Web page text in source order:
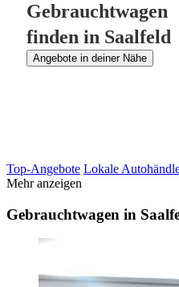
Gebrauchtwagen
finden in Saalfeld
Angebote in deiner Nähe
Top-Angebote Lokale
Mehr anzeigen
Gebrauchtwagen in